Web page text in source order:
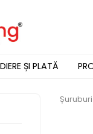
ȘI PLATĂ